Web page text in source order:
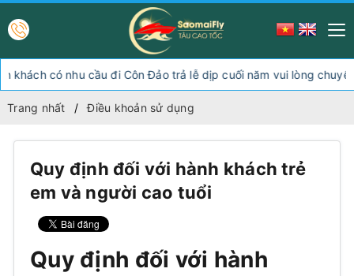
có nhu cầu đi Côn Đảo trả lễ dịp cuối năm vui lòng
Trang nhất Điều khoản sử dụng
Quy định đối với hành khách trẻ
em và người cao tuổi
Quy định đối với hành